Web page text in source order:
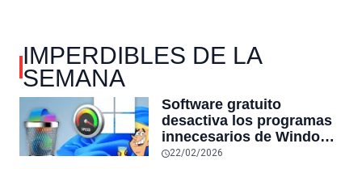
IMPERDIBLES DE LA
SEMANA
Software gratuito
desactiva los programas
innecesarios de Windows
11 y optimiza el PC,
22/02/2026